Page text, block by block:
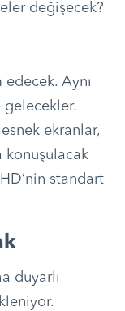
değişecek?
Aynı
gelecekler.
ekranlar,
konuşulacak
standart
duyarlı